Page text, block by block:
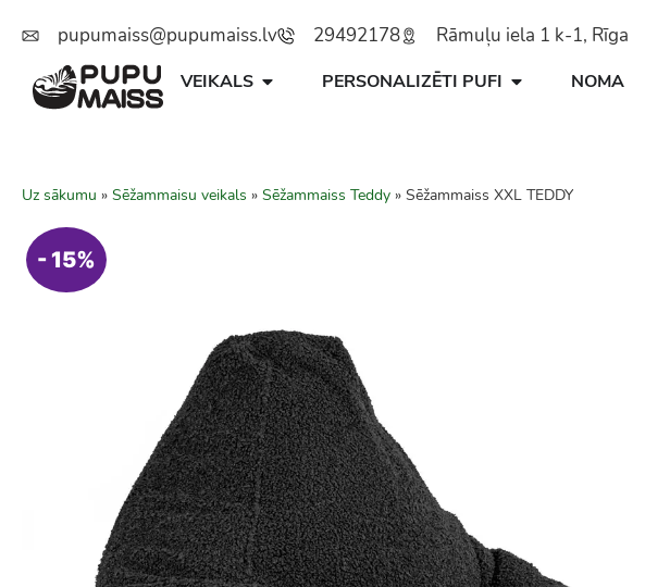
pupumaiss@pupumaiss.lv 29492178 Rāmuļu iela 1 k-1, Rīga
VEIKALS PERSONALIZĒTI PUFI NOMA
Uz sākumu » Sēžammaisu veikals » Sēžammaiss Teddy » Sēžammaiss XXL TEDDY
- 15%